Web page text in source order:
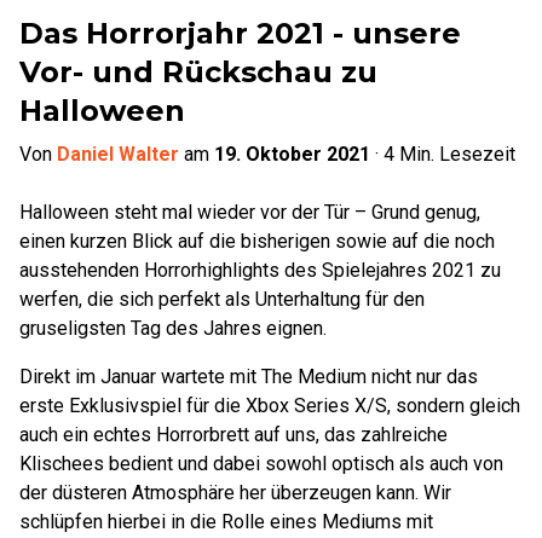
Das Horrorjahr 2021 - unsere
Vor- und Rückschau zu
Halloween
Von Daniel Walter am 19. Oktober 2021 · 4 Min. Lesezeit
Halloween steht mal wieder vor der Tür – Grund genug,
einen kurzen Blick auf die bisherigen sowie auf die noch
ausstehenden Horrorhighlights des Spielejahres 2021 zu
werfen, die sich perfekt als Unterhaltung für den
gruseligsten Tag des Jahres eignen.
Direkt im Januar wartete mit The Medium nicht nur das
erste Exklusivspiel für die Xbox Series X/S, sondern gleich
auch ein echtes Horrorbrett auf uns, das zahlreiche
Klischees bedient und dabei sowohl optisch als auch von
der düsteren Atmosphäre her überzeugen kann. Wir
schlüpfen hierbei in die Rolle eines Mediums mit